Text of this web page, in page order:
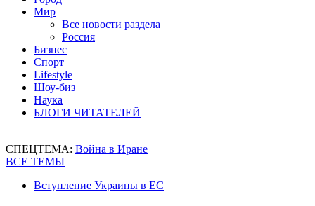
Мир
Все новости раздела
Россия
Бизнес
Спорт
Lifestyle
Шоу-биз
Наука
БЛОГИ ЧИТАТЕЛЕЙ
СПЕЦТЕМА: Война в Иране
ВСЕ ТЕМЫ
Вступление Украины в ЕС